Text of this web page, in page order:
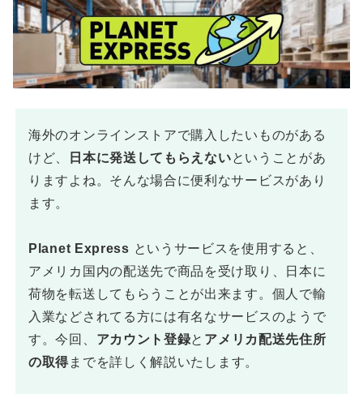
海外のオンラインストアで購入したいものがある
けど、
日本に発送してもらえないということがあ
りますよね。そんな場合に便利なサービスがあり
ます。
Planet Express というサービスを使用すると、
アメリカ国内の配送先で商品を受け取り、日本に
荷物を転送してもらうことが出来ます。個人で輸
入業などされてる方には有名なサービスのようで
す。今回、 アカウント登録と アメリカ配送先住所
の取得までを詳しく解説いたします。